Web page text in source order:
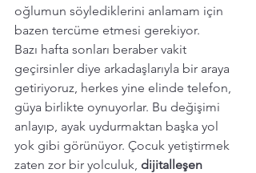
oğlumun söylediklerini anlamam için
bazen tercüme etmesi gerekiyor.
Bazı hafta sonları beraber vakit
geçirsinler diye arkadaşlarıyla bir araya
getiriyoruz, herkes yine elinde telefon,
güya birlikte oynuyorlar. Bu değişimi
anlayıp, ayak uydurmaktan başka yol
yok gibi görünüyor. Çocuk yetiştirmek
zaten zor bir yolculuk, dijitalleşen